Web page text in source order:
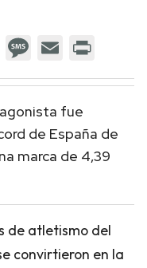
fue
de España de
marca de 4,39
de atletismo del
convirtieron en la